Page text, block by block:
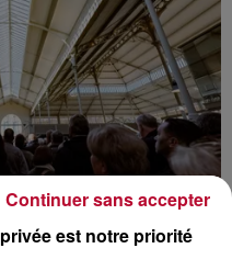
: UN NOUVEAU
AU CŒUR DE LA...
est notre priorité
Continuer sans accepter